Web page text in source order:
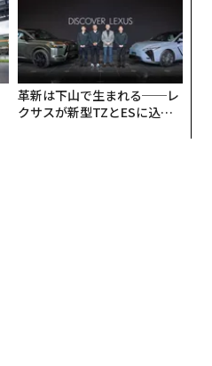
革新は下山で生まれる──レ
クサスが新型TZとESに込め